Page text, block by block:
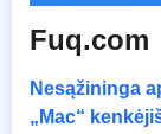
Fuq.com
Nesąžininga
„Mac“